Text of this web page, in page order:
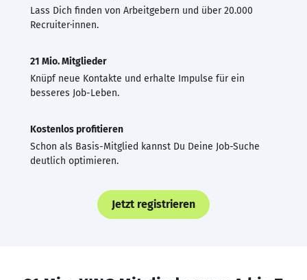
Lass Dich finden von Arbeitgebern und über 20.000
Recruiter·innen.
21 Mio. Mitglieder
Knüpf neue Kontakte und erhalte Impulse für ein
besseres Job-Leben.
Kostenlos profitieren
Schon als Basis-Mitglied kannst Du Deine Job-Suche
deutlich optimieren.
Jetzt registrieren